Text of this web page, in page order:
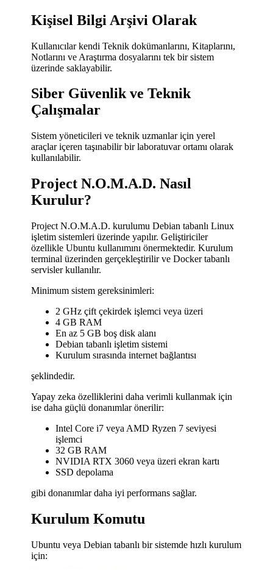
Kişisel Bilgi Arşivi Olarak
Kullanıcılar kendi Teknik dokümanlarını, Kitaplarını,
Notlarını ve Araştırma dosyalarını tek bir sistem
üzerinde saklayabilir.
Siber Güvenlik ve Teknik
Çalışmalar
Sistem yöneticileri ve teknik uzmanlar için yerel
araçlar içeren taşınabilir bir laboratuvar ortamı olarak
kullanılabilir.
Project N.O.M.A.D. Nasıl
Kurulur?
Project N.O.M.A.D. kurulumu Debian tabanlı Linux
işletim sistemleri üzerinde yapılır. Geliştiriciler
özellikle Ubuntu kullanımını önermektedir. Kurulum
terminal üzerinden gerçekleştirilir ve Docker tabanlı
servisler kullanılır.
Minimum sistem gereksinimleri:
2 GHz çift çekirdek işlemci veya üzeri
4 GB RAM
En az 5 GB boş disk alanı
Debian tabanlı işletim sistemi
Kurulum sırasında internet bağlantısı
şeklindedir.
Yapay zeka özelliklerini daha verimli kullanmak için
ise daha güçlü donanımlar önerilir:
Intel Core i7 veya AMD Ryzen 7 seviyesi
işlemci
32 GB RAM
NVIDIA RTX 3060 veya üzeri ekran kartı
SSD depolama
gibi donanımlar daha iyi performans sağlar.
Kurulum Komutu
Ubuntu veya Debian tabanlı bir sistemde hızlı kurulum
için: